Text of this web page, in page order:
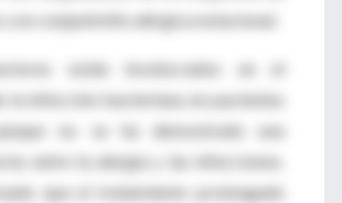
con conjuntivitis alérgica estacional.
están involucrados en el
la infección bacteriana en pacientes
no se ha demostrado una
entre la alergia y las infecciones.
que el tratamiento prolongado